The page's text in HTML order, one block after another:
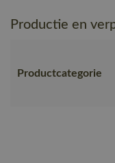
Productie en
Productcategorie